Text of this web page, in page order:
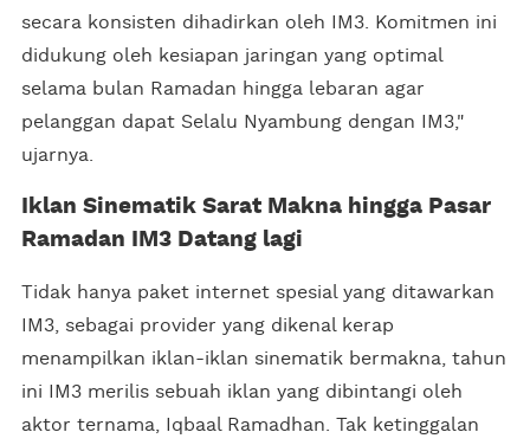
secara konsisten dihadirkan oleh IM3. Komitmen ini
didukung oleh kesiapan jaringan yang optimal
selama bulan Ramadan hingga lebaran agar
pelanggan dapat Selalu Nyambung dengan IM3,"
ujarnya.
Iklan Sinematik Sarat Makna hingga Pasar
Ramadan IM3 Datang lagi
Tidak hanya paket internet spesial yang ditawarkan
IM3, sebagai provider yang dikenal kerap
menampilkan iklan-iklan sinematik bermakna, tahun
ini IM3 merilis sebuah iklan yang dibintangi oleh
aktor ternama, Iqbaal Ramadhan. Tak ketinggalan